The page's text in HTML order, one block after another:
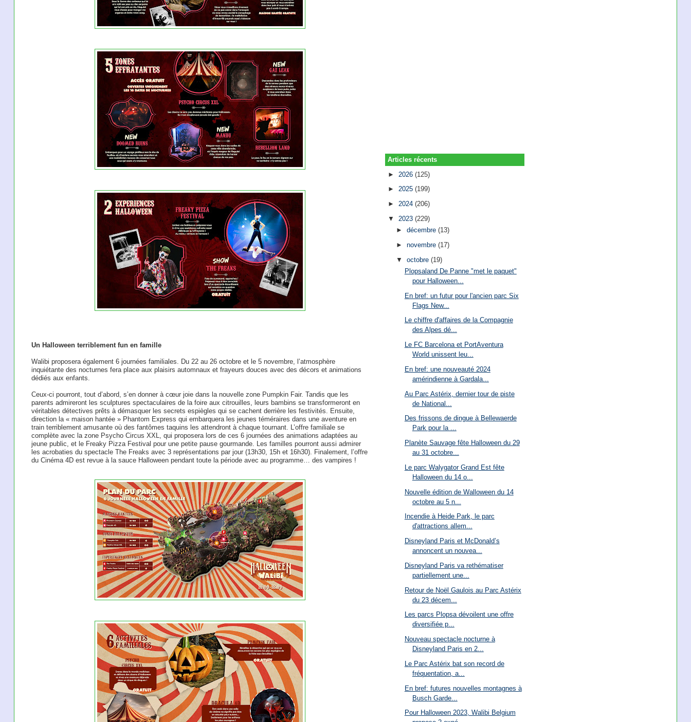
Un Halloween terriblement fun en famille
Walibi proposera également 6 journées familiales. Du 22 au 26 octobre et le 5 novembre, l’atmosphère
inquiétante des nocturnes fera place aux plaisirs automnaux et frayeurs douces avec des décors et animations
dédiés aux enfants.
Ceux-ci pourront, tout d’abord, s’en donner à cœur joie dans la nouvelle zone Pumpkin Fair. Tandis que les
parents admireront les sculptures spectaculaires de la foire aux citrouilles, leurs bambins se transformeront en
véritables détectives prêts à démasquer les secrets espiègles qui se cachent derrière les festivités. Ensuite,
direction la « maison hantée » Phantom Express qui embarquera les jeunes téméraires dans une aventure en
train terriblement amusante où des fantômes taquins les attendront à chaque tournant. L’offre familiale se
complète avec la zone Psycho Circus XXL, qui proposera lors de ces 6 journées des animations adaptées au
jeune public, et le Freaky Pizza Festival pour une petite pause gourmande. Les familles pourront aussi admirer
les acrobaties du spectacle The Freaks avec 3 représentations par jour (13h30, 15h et 16h30). Finalement, l’offre
du Cinéma 4D est revue à la sauce Halloween pendant toute la période avec au programme… des vampires ! ​
Articles récents
► 2026(125)
►2025(199)
►2024(206)
▼ 2023(229)
► décembre (13)
► novembre (17)
▼ octobre (19)
Plopsaland De Panne "met le paquet"
pour Halloween...
En bref: un futur pour l'ancien parc Six
Flags New...
Le chiffre d'affaires de la Compagnie
des Alpes dé...
Le FC Barcelona et PortAventura
World unissent leu...
En bref: une nouveauté 2024
amérindienne à Gardala...
Au Parc Astérix, dernier tour de piste
de National...
Des frissons de dingue à Bellewaerde
Park pour la ...
Planète Sauvage fête Halloween du 29
au 31 octobre...
Le parc Walygator Grand Est fête
Halloween du 14 o...
Nouvelle édition de Walloween du 14
octobre au 5 n...
Incendie à Heide Park, le parc
d'attractions allem...
Disneyland Paris et McDonald’s
annoncent un nouvea...
Disneyland Paris va rethématiser
partiellement une...
Retour de Noël Gaulois au Parc Astérix
du 23 décem...
Les parcs Plopsa dévoilent une offre
diversifiée p...
Nouveau spectacle nocturne à
Disneyland Paris en 2...
Le Parc Astérix bat son record de
fréquentation, a...
En bref: futures nouvelles montagnes à
Busch Garde...
Pour Halloween 2023, Walibi Belgium